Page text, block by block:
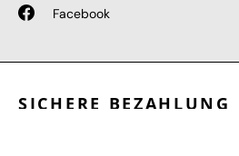
Facebook
SICHERE BEZAHLUNG